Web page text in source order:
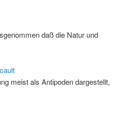
daß die Natur und
meist als Antipoden dargestellt,